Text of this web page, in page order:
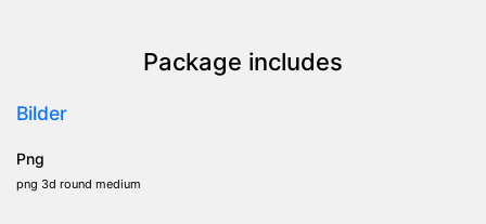
Package includes
Bilder
Png
png 3d round medium